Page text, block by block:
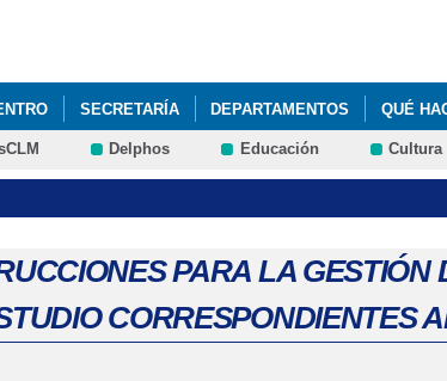
SECRETARÍA DEPARTAMENTOS QUÉ
Delphos Educación Cultura
PARA LA
CORRESPONDIENTES